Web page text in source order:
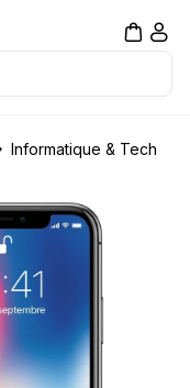
Informatique & Tech